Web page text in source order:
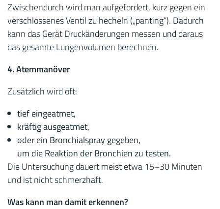
Zwischendurch wird man aufgefordert, kurz gegen ein
verschlossenes Ventil zu hecheln („panting“). Dadurch
kann das Gerät Druckänderungen messen und daraus
das gesamte Lungenvolumen berechnen.
4. Atemmanöver
Zusätzlich wird oft:
tief eingeatmet,
kräftig ausgeatmet,
oder ein Bronchialspray gegeben,
um die Reaktion der Bronchien zu testen.
Die Untersuchung dauert meist etwa 15–30 Minuten
und ist nicht schmerzhaft.
Was kann man damit erkennen?